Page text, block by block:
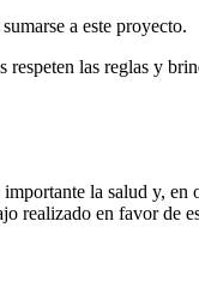
a este proyecto.
las reglas y
la salud y,
realizado en favor de